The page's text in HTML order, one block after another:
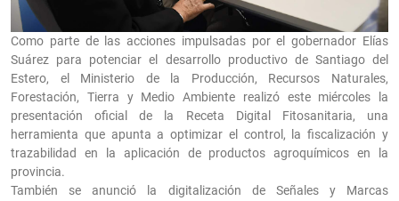
Como parte de las acciones impulsadas por el gobernador Elías
Suárez para potenciar el desarrollo productivo de Santiago del
Estero, el Ministerio de la Producción, Recursos Naturales,
Forestación, Tierra y Medio Ambiente realizó este miércoles la
presentación oficial de la Receta Digital Fitosanitaria, una
herramienta que apunta a optimizar el control, la fiscalización y
trazabilidad en la aplicación de productos agroquímicos en la
provincia.
También se anunció la digitalización de Señales y Marcas